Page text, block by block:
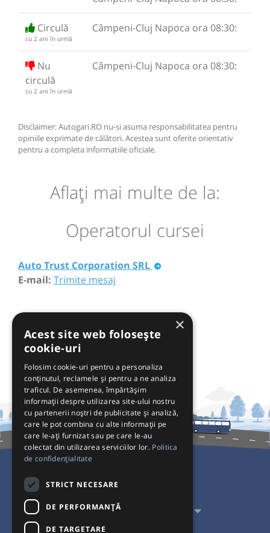
Circulă
cu 2 ani în urmă
Câmpeni-Cluj Napoca ora 08:30:
Nu
circulă
cu 2 ani în urmă
Câmpeni-Cluj Napoca ora 08:30:
Disclaimer: Autogari.RO nu-si asuma responsabilitatea pentru
opiniile exprimate de călători. Acestea sunt oferite orientativ
pentru a completa informatiile oficiale.
Aflaţi mai multe de la:
Operatorul cursei
Auto Trust Corporation SRL
E-mail: Trimite mesaj
Pentru Călători
Pentru Transportatori
×
Acest site web folosește
cookie-uri
Folosim cookie-uri pentru a personaliza
conținutul, reclamele și pentru a ne analiza
traficul. De asemenea, împărtășim
informații despre utilizarea site-ului nostru
cu partenerii noștri de publicitate și analiză,
care le pot combina cu alte informații pe
care le-ați furnizat sau pe care le-au
colectat din utilizarea serviciilor lor. Politica
de confidențialitate
STRICT NECESARE
DE PERFORMANȚĂ
DE TARGETARE